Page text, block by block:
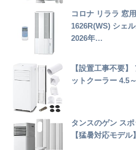
コロナ リララ 窓
1626R(WS) シェ
2026年…
【設置工事不要
ットクーラー 4.5
タンスのゲン ス
【猛暑対応モデ